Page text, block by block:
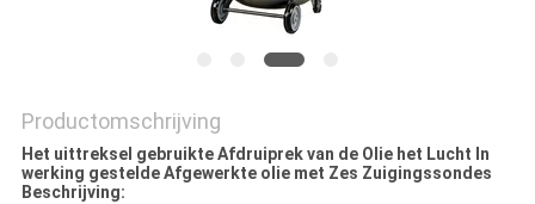
Productomschrijving
Het uittreksel gebruikte Afdruiprek van de Olie het Lucht In
werking gestelde Afgewerkte olie met Zes Zuigingssondes
Beschrijving: